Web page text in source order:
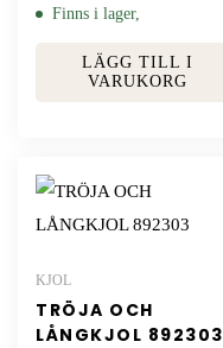
Finns i lager,
LÄGG TILL I
VARUKORG
KJOL
TRÖJA OCH
LÅNGKJOL 892303